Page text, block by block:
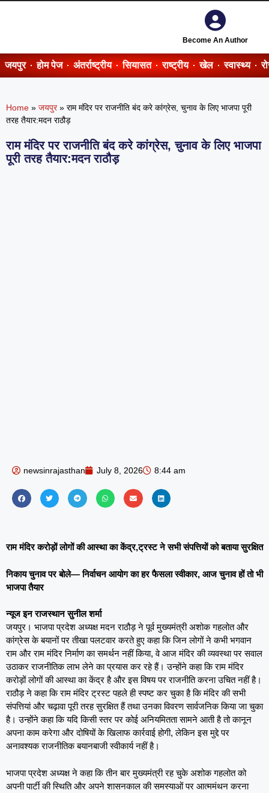
Become An Author
जयपुर होम पेज अंतर्राष्ट्रीय सियासत राष्ट्रीय खेल स्वास्थ्य
Home » जयपुर » राम मंदिर पर राजनीति बंद करे कांग्रेस, चुनाव के लिए भाजपा पूरी
तरह तैयार:मदन राठौड़
राम मंदिर पर राजनीति बंद करे कांग्रेस, चुनाव के लिए भाजपा
पूरी तरह तैयार:मदन राठौड़
newsinrajasthan July 8, 2026 8:44 am
राम मंदिर करोड़ों लोगों की आस्था का केंद्र,ट्रस्ट ने सभी संपत्तियों को बताया सुरक्षित
निकाय चुनाव पर बोले— निर्वाचन आयोग का हर फैसला स्वीकार, आज चुनाव हों तो भी
भाजपा तैयार
न्यूज इन राजस्थान सुनील शर्मा
जयपुर। भाजपा प्रदेश अध्यक्ष मदन राठौड़ ने पूर्व मुख्यमंत्री अशोक गहलोत और
कांग्रेस के बयानों पर तीखा पलटवार करते हुए कहा कि जिन लोगों ने कभी भगवान
राम और राम मंदिर निर्माण का समर्थन नहीं किया, वे आज मंदिर की व्यवस्था पर सवाल
उठाकर राजनीतिक लाभ लेने का प्रयास कर रहे हैं। उन्होंने कहा कि राम मंदिर
करोड़ों लोगों की आस्था का केंद्र है और इस विषय पर राजनीति करना उचित नहीं है।
राठौड़ ने कहा कि राम मंदिर ट्रस्ट पहले ही स्पष्ट कर चुका है कि मंदिर की सभी
संपत्तियां और चढ़ावा पूरी तरह सुरक्षित हैं तथा उनका विवरण सार्वजनिक किया जा चुका
है। उन्होंने कहा कि यदि किसी स्तर पर कोई अनियमितता सामने आती है तो कानून
अपना काम करेगा और दोषियों के खिलाफ कार्रवाई होगी, लेकिन इस मुद्दे पर
अनावश्यक राजनीतिक बयानबाजी स्वीकार्य नहीं है।
भाजपा प्रदेश अध्यक्ष ने कहा कि तीन बार मुख्यमंत्री रह चुके अशोक गहलोत को
अपनी पार्टी की स्थिति और अपने शासनकाल की समस्याओं पर आत्ममंथन करना